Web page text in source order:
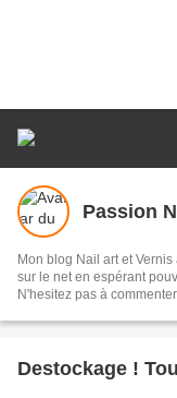
Passion
Mon blog Nail art et
sur le net en espérant
N'hesitez pas à
Destockage !